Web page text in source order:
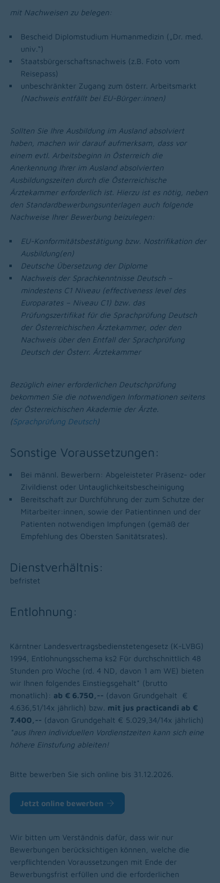
mit Nachweisen zu belegen:
Bescheid Diplomstudium Humanmedizin („Dr. med.
univ.“)
Staatsbürgerschaftsnachweis (z.B. Foto vom
Reisepass)
unbeschränkter Zugang zum österr. Arbeitsmarkt
(Nachweis entfällt bei EU-Bürger:innen)
Sollten Sie Ihre Ausbildung im Ausland absolviert
haben, machen wir darauf aufmerksam, dass vor
einem evtl. Arbeitsbeginn in Österreich die
Anerkennung Ihrer im Ausland absolvierten
Ausbildungszeiten durch die Österreichische
Ärztekammer erforderlich ist. Hierzu ist es nötig, neben
den Standardbewerbungsunterlagen auch folgende
Nachweise Ihrer Bewerbung beizulegen:
EU-Konformitätsbestätigung bzw. Nostrifikation der
Ausbildung(en)
Deutsche Übersetzung der Diplome
Nachweis der Sprachkenntnisse Deutsch –
mindestens C1 Niveau (effectiveness level des
Europarates – Niveau C1) bzw. das
Prüfungszertifikat für die Sprachprüfung Deutsch
der Österreichischen Ärztekammer, oder den
Nachweis über den Entfall der Sprachprüfung
Deutsch der Österr. Ärztekammer
Bezüglich einer erforderlichen Deutschprüfung
bekommen Sie die notwendigen Informationen seitens
der Österreichischen Akademie der Ärzte.
(Sprachprüfung Deutsch)
Sonstige Voraussetzungen:
Bei männl. Bewerbern: Abgeleisteter Präsenz- oder
Zivildienst oder Untauglichkeitsbescheinigung
Bereitschaft zur Durchführung der zum Schutze der
Mitarbeiter:innen, sowie der Patientinnen und der
Patienten notwendigen Impfungen (gemäß der
Empfehlung des Obersten Sanitätsrates).
Dienstverhältnis:
befristet
Entlohnung:
Kärntner Landesvertragsbedienstetengesetz (K-LVBG)
1994, Entlohnungsschema ks2 Für durchschnittlich 48
Stunden pro Woche (rd. 4 ND, davon 1 am WE) bieten
wir Ihnen folgendes Einstiegsgehalt* (brutto
monatlich): ab € 6.750,-- (davon Grundgehalt €
4.636,51/14x jährlich) bzw. mit jus practicandi ab €
7.400,-- (davon Grundgehalt € 5.029,34/14x jährlich)
*aus Ihren individuellen Vordienstzeiten kann sich eine
höhere Einstufung ableiten!
Bitte bewerben Sie sich online bis 31.12.2026.
Jetzt online bewerben
Wir bitten um Verständnis dafür, dass wir nur
Bewerbungen berücksichtigen können, welche die
verpflichtenden Voraussetzungen mit Ende der
Bewerbungsfrist erfüllen und die erforderlichen